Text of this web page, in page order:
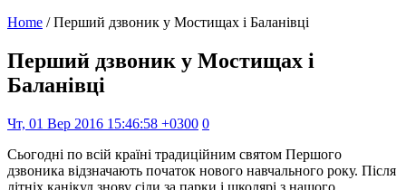
Home / Перший дзвоник у Мостищах і Баланівці
Перший дзвоник у Мостищах і
Баланівці
Чт, 01 Вер 2016 15:46:58 +0300 0
Сьогодні по всій країні традиційним святом Першого
дзвоника відзначають початок нового навчального року. Після
літніх канікул знову сіли за парки і школярі з нашого